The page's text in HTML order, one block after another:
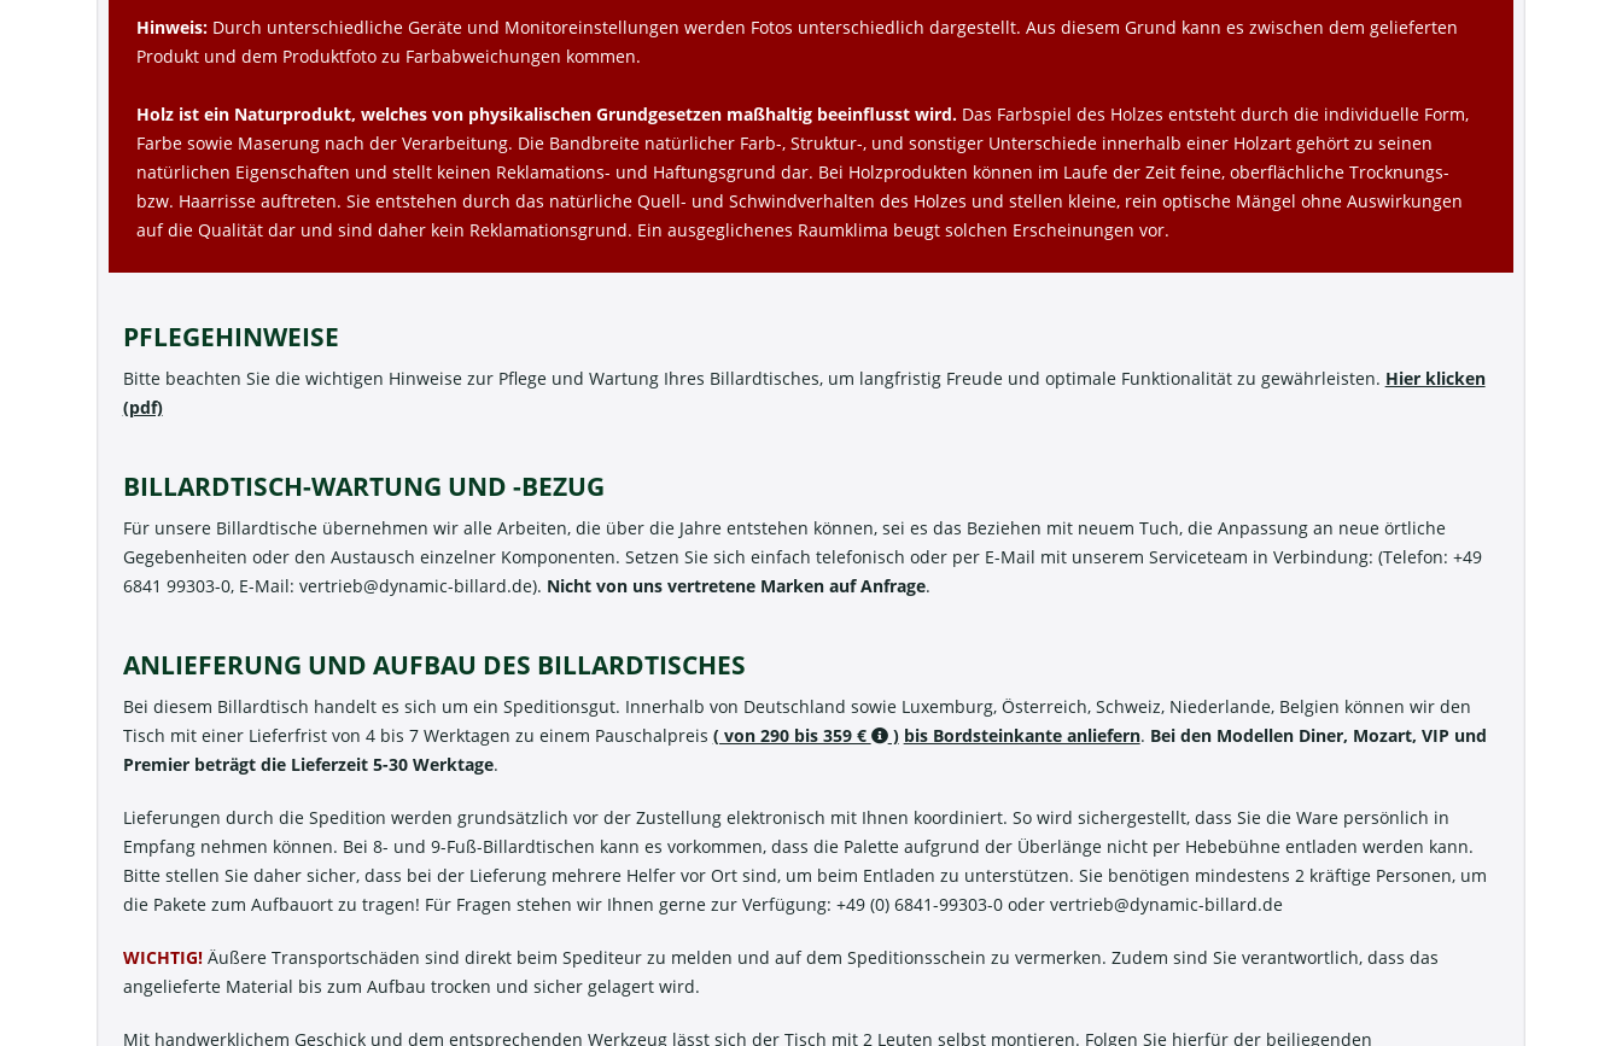
Hinweis: Durch unterschiedliche Geräte und Monitoreinstellungen werden Fotos unterschiedlich dargestellt. Aus diesem Grund kann es zwischen dem gelieferten
Produkt und dem Produktfoto zu Farbabweichungen kommen.
Holz ist ein Naturprodukt, welches von physikalischen Grundgesetzen maßhaltig beeinflusst wird. Das Farbspiel des Holzes entsteht durch die individuelle Form,
Farbe sowie Maserung nach der Verarbeitung. Die Bandbreite natürlicher Farb-, Struktur-, und sonstiger Unterschiede innerhalb einer Holzart gehört zu seinen
natürlichen Eigenschaften und stellt keinen Reklamations- und Haftungsgrund dar. Bei Holzprodukten können im Laufe der Zeit feine, oberflächliche Trocknungs-
bzw. Haarrisse auftreten. Sie entstehen durch das natürliche Quell- und Schwindverhalten des Holzes und stellen kleine, rein optische Mängel ohne Auswirkungen
auf die Qualität dar und sind daher kein Reklamationsgrund. Ein ausgeglichenes Raumklima beugt solchen Erscheinungen vor.
PFLEGEHINWEISE
Bitte beachten Sie die wichtigen Hinweise zur Pflege und Wartung Ihres Billardtisches, um langfristig Freude und optimale Funktionalität zu gewährleisten. Hier klicken
(pdf)
BILLARDTISCH-WARTUNG UND -BEZUG
Für unsere Billardtische übernehmen wir alle Arbeiten, die über die Jahre entstehen können, sei es das Beziehen mit neuem Tuch, die Anpassung an neue örtliche
Gegebenheiten oder den Austausch einzelner Komponenten. Setzen Sie sich einfach telefonisch oder per E-Mail mit unserem Serviceteam in Verbindung: (Telefon: +49
6841 99303-0, E-Mail: vertrieb@dynamic-billard.de). Nicht von uns vertretene Marken auf Anfrage.
ANLIEFERUNG UND AUFBAU DES BILLARDTISCHES
Bei diesem Billardtisch handelt es sich um ein Speditionsgut. Innerhalb von Deutschland sowie Luxemburg, Österreich, Schweiz, Niederlande, Belgien können wir den
Tisch mit einer Lieferfrist von 4 bis 7 Werktagen zu einem Pauschalpreis ( von 290 bis 359 € ) bis Bordsteinkante anliefern. Bei den Modellen Diner, Mozart, VIP und
Premier beträgt die Lieferzeit 5-30 Werktage.
Lieferungen durch die Spedition werden grundsätzlich vor der Zustellung elektronisch mit Ihnen koordiniert. So wird sichergestellt, dass Sie die Ware persönlich in
Empfang nehmen können. Bei 8- und 9-Fuß-Billardtischen kann es vorkommen, dass die Palette aufgrund der Überlänge nicht per Hebebühne entladen werden kann.
Bitte stellen Sie daher sicher, dass bei der Lieferung mehrere Helfer vor Ort sind, um beim Entladen zu unterstützen. Sie benötigen mindestens 2 kräftige Personen, um
die Pakete zum Aufbauort zu tragen! Für Fragen stehen wir Ihnen gerne zur Verfügung: +49 (0) 6841-99303-0 oder vertrieb@dynamic-billard.de
WICHTIG!Äußere Transportschäden sind direkt beim Spediteur zu melden und auf dem Speditionsschein zu vermerken. Zudem sind Sie verantwortlich, dass das
angelieferte Material bis zum Aufbau trocken und sicher gelagert wird.
Mit handwerklichem Geschick und dem entsprechenden Werkzeug lässt sich der Tisch mit 2 Leuten selbst montieren. Folgen Sie hierfür der beiliegenden